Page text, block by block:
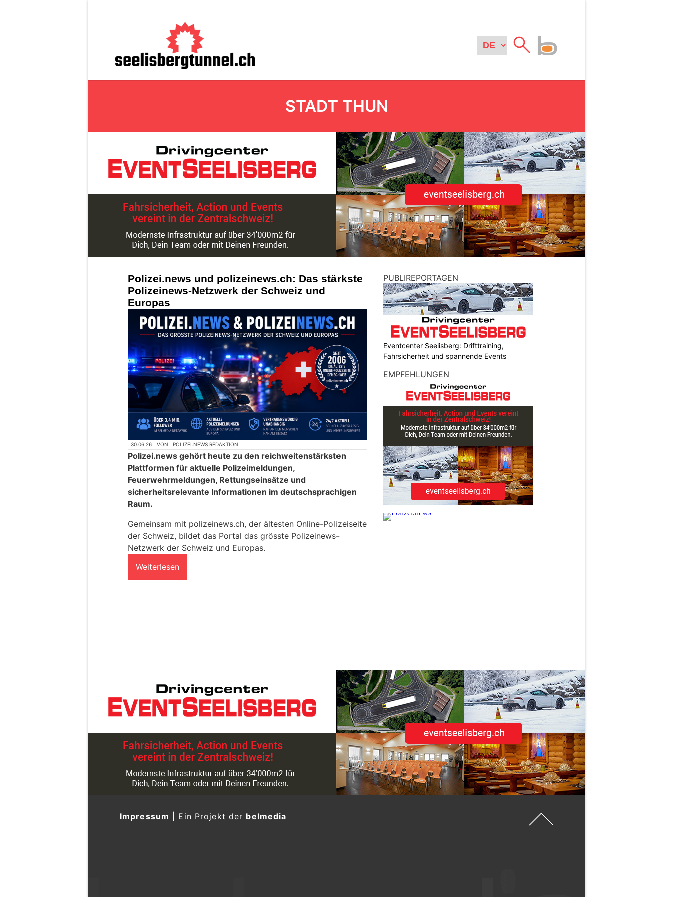
STADT THUN
Polizei.news und polizeinews.ch: Das stärkste
Polizeinews-Netzwerk der Schweiz und
Europas
30.06.26 VON POLIZEI.NEWS REDAKTION
Polizei.news gehört heute zu den reichweitenstärksten
Plattformen für aktuelle Polizeimeldungen,
Feuerwehrmeldungen, Rettungseinsätze und
sicherheitsrelevante Informationen im deutschsprachigen
Raum.
Gemeinsam mit polizeinews.ch, der ältesten Online-Polizeiseite
der Schweiz, bildet das Portal das grösste Polizeinews-
Netzwerk der Schweiz und Europas.
Weiterlesen
PUBLIREPORTAGEN
Eventcenter Seelisberg: Drifttraining,
Fahrsicherheit und spannende Events
EMPFEHLUNGEN
Impressum Ein Projekt der belmedia